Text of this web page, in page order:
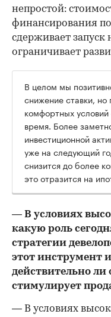
непростой:
финансирования
сдерживает запуск
ограничивает
В целом мы
снижение ставки,
комфортных
время. Более
инвестиционной
уже на следующий
снизится до более
это отразится на
— В условиях
какую роль
стратегии
этот инструмент
действительно
стимулирует
— В условиях